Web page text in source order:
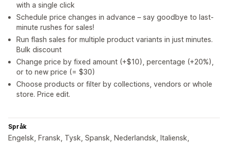
with a single click
Schedule price changes in advance – say goodbye to last-
minute rushes for sales!
Run flash sales for multiple product variants in just minutes.
Bulk discount
Change price by fixed amount (+$10), percentage (+20%),
or to new price (= $30)
Choose products or filter by collections, vendors or whole
store. Price edit.
Språk
Engelsk, Fransk, Tysk, Spansk, Nederlandsk, Italiensk,